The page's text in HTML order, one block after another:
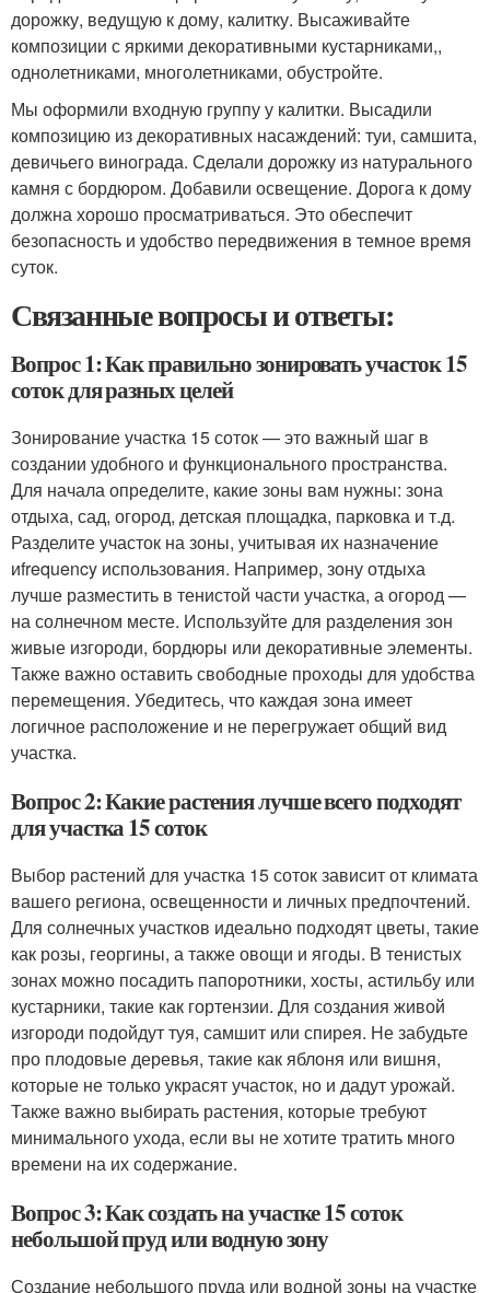
дорожку, ведущую к дому, калитку. Высаживайте
композиции с яркими декоративными кустарниками,,
однолетниками, многолетниками, обустройте.
Мы оформили входную группу у калитки. Высадили
композицию из декоративных насаждений: туи, самшита,
девичьего винограда. Сделали дорожку из натурального
камня с бордюром. Добавили освещение. Дорога к дому
должна хорошо просматриваться. Это обеспечит
безопасность и удобство передвижения в темное время
суток.
Связанные вопросы и ответы:
Вопрос 1: Как правильно зонировать участок 15
соток для разных целей
Зонирование участка 15 соток — это важный шаг в
создании удобного и функционального пространства.
Для начала определите, какие зоны вам нужны: зона
отдыха, сад, огород, детская площадка, парковка и т.д.
Разделите участок на зоны, учитывая их назначение
иfrequency использования. Например, зону отдыха
лучше разместить в тенистой части участка, а огород —
на солнечном месте. Используйте для разделения зон
живые изгороди, бордюры или декоративные элементы.
Также важно оставить свободные проходы для удобства
перемещения. Убедитесь, что каждая зона имеет
логичное расположение и не перегружает общий вид
участка.
Вопрос 2: Какие растения лучше всего подходят
для участка 15 соток
Выбор растений для участка 15 соток зависит от климата
вашего региона, освещенности и личных предпочтений.
Для солнечных участков идеально подходят цветы, такие
как розы, георгины, а также овощи и ягоды. В тенистых
зонах можно посадить папоротники, хосты, астильбу или
кустарники, такие как гортензии. Для создания живой
изгороди подойдут туя, самшит или спирея. Не забудьте
про плодовые деревья, такие как яблоня или вишня,
которые не только украсят участок, но и дадут урожай.
Также важно выбирать растения, которые требуют
минимального ухода, если вы не хотите тратить много
времени на их содержание.
Вопрос 3: Как создать на участке 15 соток
небольшой пруд или водную зону
Создание небольшого пруда или водной зоны на участке